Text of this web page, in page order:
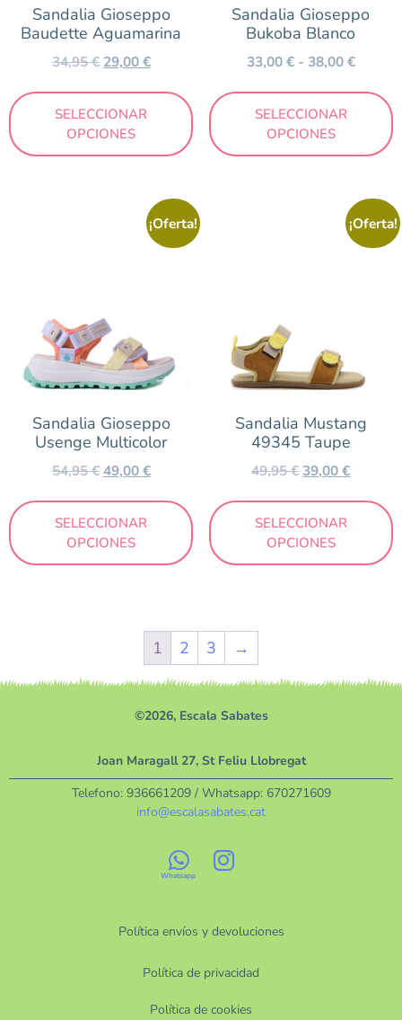
Sandalia Gioseppo
Baudette Aguamarina
34,95€ 29,00€
SELECCIONAR
OPCIONES
Sandalia Gioseppo
Bukoba Blanco
33,00€ - 38,00€
SELECCIONAR
OPCIONES
¡Oferta!
Sandalia Gioseppo
Usenge Multicolor
54,95€ 49,00€
SELECCIONAR
OPCIONES
¡Oferta!
Sandalia Mustang
49345 Taupe
49,95€ 39,00€
SELECCIONAR
OPCIONES
1 2 3 →
©2026, Escala Sabates
Política envíos y devoluciones
Política de privacidad
Política de cookies
Joan Maragall 27, St Feliu Llobregat
Telefono: 936661209/ Whatsapp: 670271609
info@escalasabates.cat